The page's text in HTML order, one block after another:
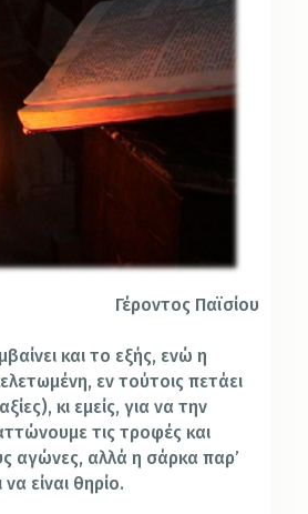
Γέροντος Παϊσίου
και το εξής, ενώ η
εν τούτοις πετάει
κι εμείς, για να την
τις τροφές και
αγώνες, αλλά η σάρκα παρ’
είναι θηρίο.